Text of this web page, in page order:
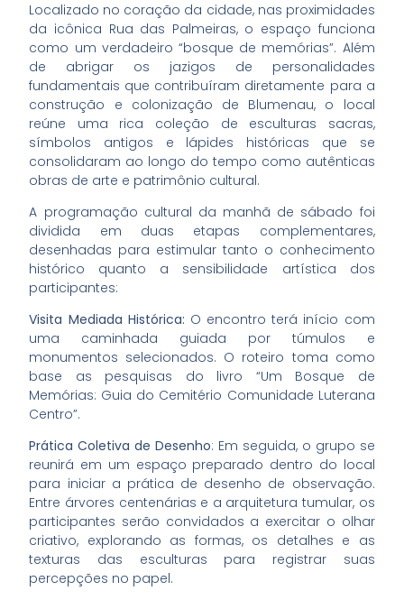
Localizado no coração da cidade, nas proximidades
da icônica Rua das Palmeiras, o espaço funciona
como um verdadeiro “bosque de memórias”. Além
de abrigar os jazigos de personalidades
fundamentais que contribuíram diretamente para a
construção e colonização de Blumenau, o local
reúne uma rica coleção de esculturas sacras,
símbolos antigos e lápides históricas que se
consolidaram ao longo do tempo como autênticas
obras de arte e patrimônio cultural.
A programação cultural da manhã de sábado foi
dividida em duas etapas complementares,
desenhadas para estimular tanto o conhecimento
histórico quanto a sensibilidade artística dos
participantes:
Visita Mediada Histórica: O encontro terá início com
uma caminhada guiada por túmulos e
monumentos selecionados. O roteiro toma como
base as pesquisas do livro “Um Bosque de
Memórias: Guia do Cemitério Comunidade Luterana
Centro”.
Prática Coletiva de Desenho: Em seguida, o grupo se
reunirá em um espaço preparado dentro do local
para iniciar a prática de desenho de observação.
Entre árvores centenárias e a arquitetura tumular, os
participantes serão convidados a exercitar o olhar
criativo, explorando as formas, os detalhes e as
texturas das esculturas para registrar suas
percepções no papel.